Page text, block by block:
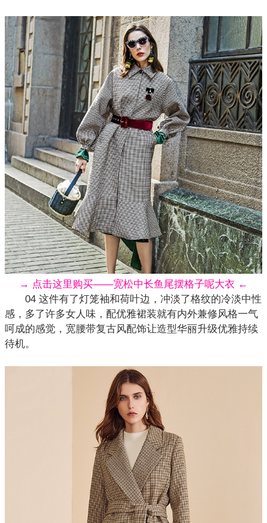
→ 点击这里购买——宽松中长鱼尾摆格子呢大衣 ←
04 这件有了灯笼袖和荷叶边，冲淡了格纹的冷淡中性
感，多了许多女人味，配优雅裙装就有内外兼修风格一气
呵成的感觉，宽腰带复古风配饰让造型华丽升级优雅持续
待机。